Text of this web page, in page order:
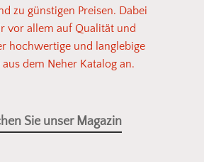
zu günstigen Preisen. Dabei
vor allem auf Qualität und
hochwertige und langlebige
dem Neher Katalog an.
Sie unser Magazin